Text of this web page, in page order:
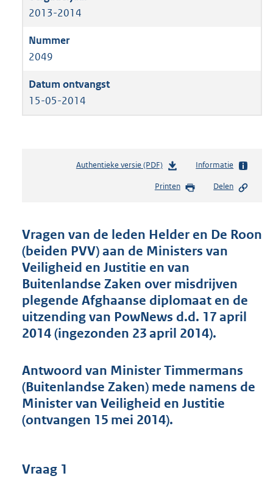
2013-2014
2049
15-05-2014
Authentieke versie (PDF)b
s
n
d
s
g
r
o
t
t
4
6
b
Informatie
Printen Delen
Vragen van de leden Helder en De Roon
(beiden PVV) aan de Ministers van
Veiligheid en Justitie en van
Buitenlandse Zaken over misdrijven
plegende Afghaanse diplomaat en de
uitzending van PowNews d.d. 17 april
2014 (ingezonden 23 april 2014).
Antwoord van Minister Timmermans
(Buitenlandse Zaken) mede namens de
Minister van Veiligheid en Justitie
(ontvangen 15 mei 2014).
Vraag 1